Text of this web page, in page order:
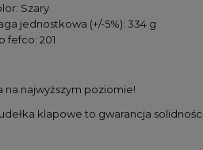
Szary
jednostkowa (+/-5%): 334 g
fefco: 201
na najwyższym poziomie!
klapowe to gwarancja